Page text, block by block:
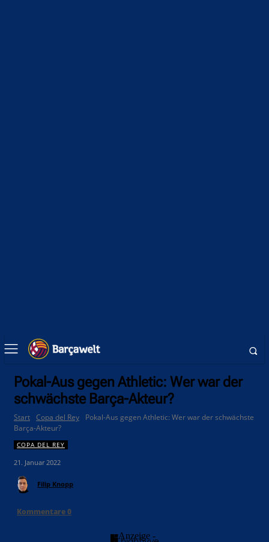
Pokal-Aus gegen Athletic: Wer war der
schwächste Barça-Akteur?
Start Copa del Rey
Pokal-Aus gegen Athletic: Wer war der schwächste
Barça-Akteur?
COPA DEL REY
21. Januar 2022
Filip Knopp
Kommentare0
- Anzeige -